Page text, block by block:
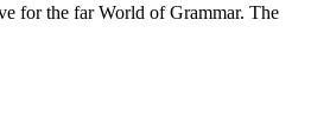
for the far World of Grammar. The